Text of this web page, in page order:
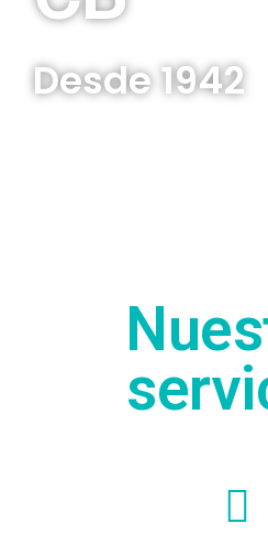
Desde 1942